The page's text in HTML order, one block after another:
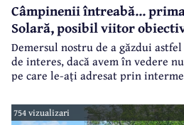
Câmpinenii întreabă...
Solară, posibil viitor
Demersul nostru de a găzdui
de interes, dacă avem în vedere
pe care le-ați adresat prin
754 vizualizari